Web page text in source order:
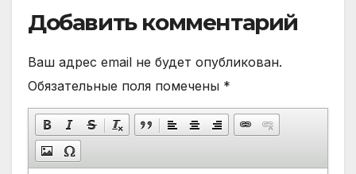
Добавить комментарий
Ваш адрес email не будет опубликован.
Обязательные поля помечены *